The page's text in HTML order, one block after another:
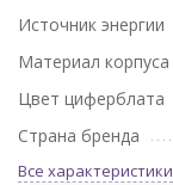
Источник энергии
Материал корпуса
Цвет циферблата
Страна бренда
Все характеристики